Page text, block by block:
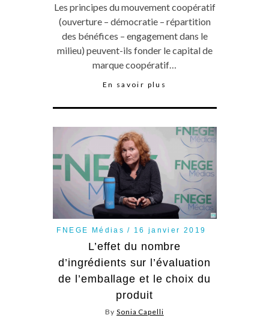
Les principes du mouvement coopératif
(ouverture – démocratie – répartition
des bénéfices – engagement dans le
milieu) peuvent-ils fonder le capital de
marque coopératif…
En savoir plus
FNEGE Médias 16 janvier 2019
L’effet du nombre
d’ingrédients sur l’évaluation
de l’emballage et le choix du
produit
By Sonia Capelli